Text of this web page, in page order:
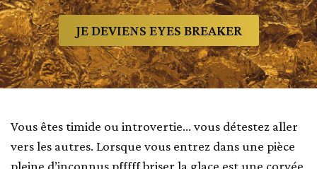
JE DEVIENS EYES BREAKER
Vous êtes timide ou introvertie… vous détestez aller
vers les autres. Lorsque vous entrez dans une pièce
pleine d’inconnus pfffff briser la glace est une corvée